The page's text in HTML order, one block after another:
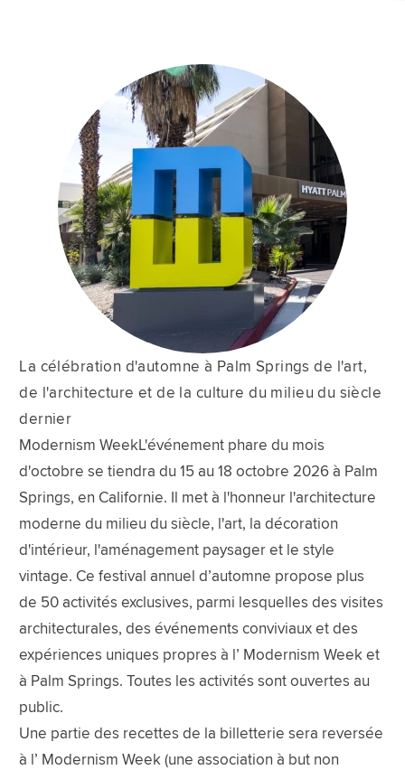
La célébration d'automne à Palm Springs de l'art,
de l'architecture et de la culture du milieu du siècle
dernier
Modernism WeekL'événement phare du mois
d'octobre se tiendra du 15 au 18 octobre 2026 à Palm
Springs, en Californie. Il met à l'honneur l'architecture
moderne du milieu du siècle, l'art, la décoration
d'intérieur, l'aménagement paysager et le style
vintage. Ce festival annuel d’automne propose plus
de 50 activités exclusives, parmi lesquelles des visites
architecturales, des événements conviviaux et des
expériences uniques propres à l’ Modernism Week et
à Palm Springs. Toutes les activités sont ouvertes au
public.
Une partie des recettes de la billetterie sera reversée
à l’ Modernism Week (une association à but non